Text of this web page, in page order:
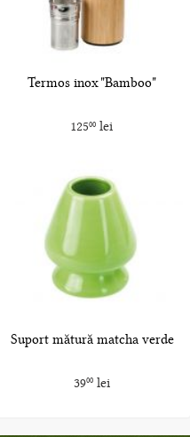
Termos inox "Bamboo"
12500 lei
Suport mătură matcha verde
3900lei